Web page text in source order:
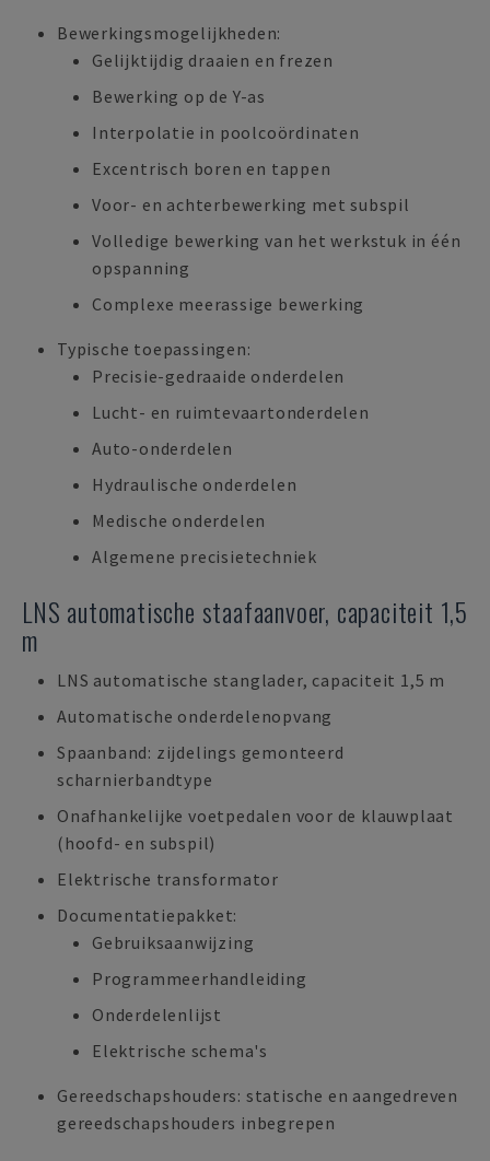
Bewerkingsmogelijkheden:
Gelijktijdig draaien en frezen
Bewerking op de Y-as
Interpolatie in poolcoördinaten
Excentrisch boren en tappen
Voor- en achterbewerking met subspil
Volledige bewerking van het werkstuk in één
opspanning
Complexe meerassige bewerking
Typische toepassingen:
Precisie-gedraaide onderdelen
Lucht- en ruimtevaartonderdelen
Auto-onderdelen
Hydraulische onderdelen
Medische onderdelen
Algemene precisietechniek
LNS automatische staafaanvoer, capaciteit 1,5
m
LNS automatische stanglader, capaciteit 1,5 m
Automatische onderdelenopvang
Spaanband: zijdelings gemonteerd
scharnierbandtype
Onafhankelijke voetpedalen voor de klauwplaat
(hoofd- en subspil)
Elektrische transformator
Documentatiepakket:
Gebruiksaanwijzing
Programmeerhandleiding
Onderdelenlijst
Elektrische schema's
Gereedschapshouders: statische en aangedreven
gereedschapshouders inbegrepen